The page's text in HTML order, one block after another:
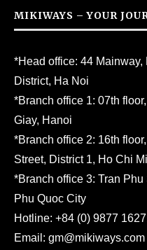
MIKIWAYS – YOUR
*Head office: 44
District, Ha Noi
*Branch office 1: 07th
Giay, Hanoi
*Branch office 2: 16th
Street, District 1, Ho Chi
*Branch office 3: Tran
Phu Quoc City
Hotline: +84 (0) 9877
Email: gm@mikiways.com